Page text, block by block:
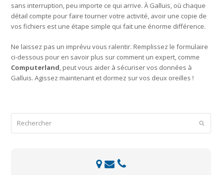
sans interruption, peu importe ce qui arrive. À Galluis, où chaque
détail compte pour faire tourner votre activité, avoir une copie de
vos fichiers est une étape simple qui fait une énorme différence.
Ne laissez pas un imprévu vous ralentir. Remplissez le formulaire
ci-dessous pour en savoir plus sur comment un expert, comme
Computerland , peut vous aider à sécuriser vos données à
Galluis. Agissez maintenant et dormez sur vos deux oreilles !